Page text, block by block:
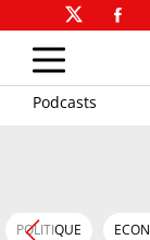
Podcasts
POLITIQUE